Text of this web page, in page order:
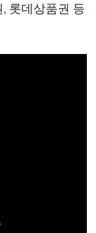
롯데상품권 등